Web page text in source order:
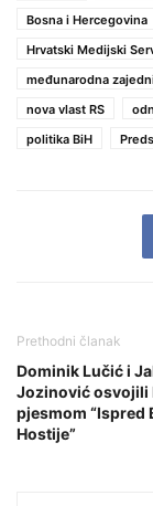
Bosna i Hercegovina
Hrvatski Medijski
međunarodna
nova vlast RS
politika BiH
Prethodni članak
Dominik Lučić i
Jozinović osvojili
pjesmom “Ispred
Hostije”